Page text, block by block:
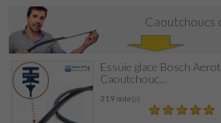
Caoutchoucs
Essuie glace Bosch
Caoutchouc...
319 note(s)